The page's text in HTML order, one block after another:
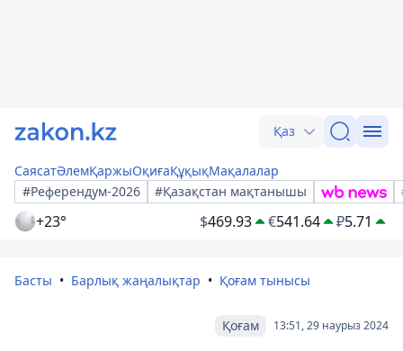
Қаз
СаясатӘлемҚаржыОқиғаҚұқықМақалалар
#Референдум-2026
#Қазақстан мақтанышы
+23° $469.93 €541.64 ₽5.71
Басты Барлық жаңалықтар Қоғам тынысы
13:51, 29 наурыз 2024
Қоғам